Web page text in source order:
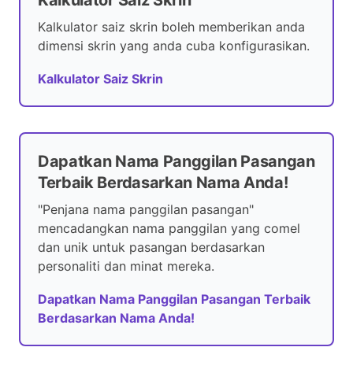
Kalkulator saiz skrin boleh memberikan anda
dimensi skrin yang anda cuba konfigurasikan.
Kalkulator Saiz Skrin
Dapatkan Nama Panggilan Pasangan
Terbaik Berdasarkan Nama Anda!
"Penjana nama panggilan pasangan"
mencadangkan nama panggilan yang comel
dan unik untuk pasangan berdasarkan
personaliti dan minat mereka.
Dapatkan Nama Panggilan Pasangan Terbaik
Berdasarkan Nama Anda!